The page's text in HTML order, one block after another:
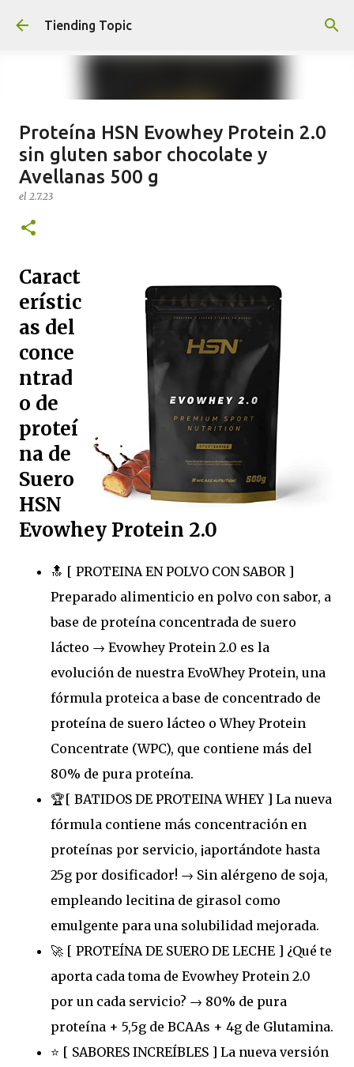
Ir al contenido principal
Tiending Topic
Maquillaje fluido Hydra Deliplus
210 cappuccino (nuevo)
el24.9.25
0
Proteína HSN Evowhey Protein 2.0
sin gluten sabor chocolate y
Avellanas 500 g
el 2.7.23
Caract
erístic
as del
conce
ntrad
o de
proteí
na de
Suero
HSN
Evowhey Protein 2.0
🔝 [ PROTEINA EN POLVO CON SABOR ]
Preparado alimenticio en polvo con sabor, a
base de proteína concentrada de suero
lácteo → Evowhey Protein 2.0 es la
evolución de nuestra EvoWhey Protein, una
fórmula proteica a base de concentrado de
proteína de suero lácteo o Whey Protein
Concentrate (WPC), que contiene más del
80% de pura proteína.
🏆[ BATIDOS DE PROTEINA WHEY ] La nueva
fórmula contiene más concentración en
proteínas por servicio, ¡aportándote hasta
25g por dosificador! → Sin alérgeno de soja,
empleando lecitina de girasol como
emulgente para una solubilidad mejorada.
🚀 [ PROTEÍNA DE SUERO DE LECHE ] ¿Qué te
aporta cada toma de Evowhey Protein 2.0
por un cada servicio? → 80% de pura
proteína + 5,5g de BCAAs + 4g de Glutamina.
⭐ [ SABORES INCREÍBLES ] La nueva versión